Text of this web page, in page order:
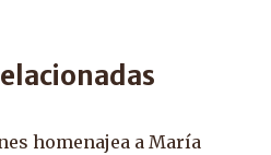
homenajea a María